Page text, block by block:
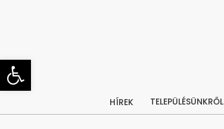
Eszköztár megnyitása
HÍREK TELEPÜLÉSÜNKRŐL